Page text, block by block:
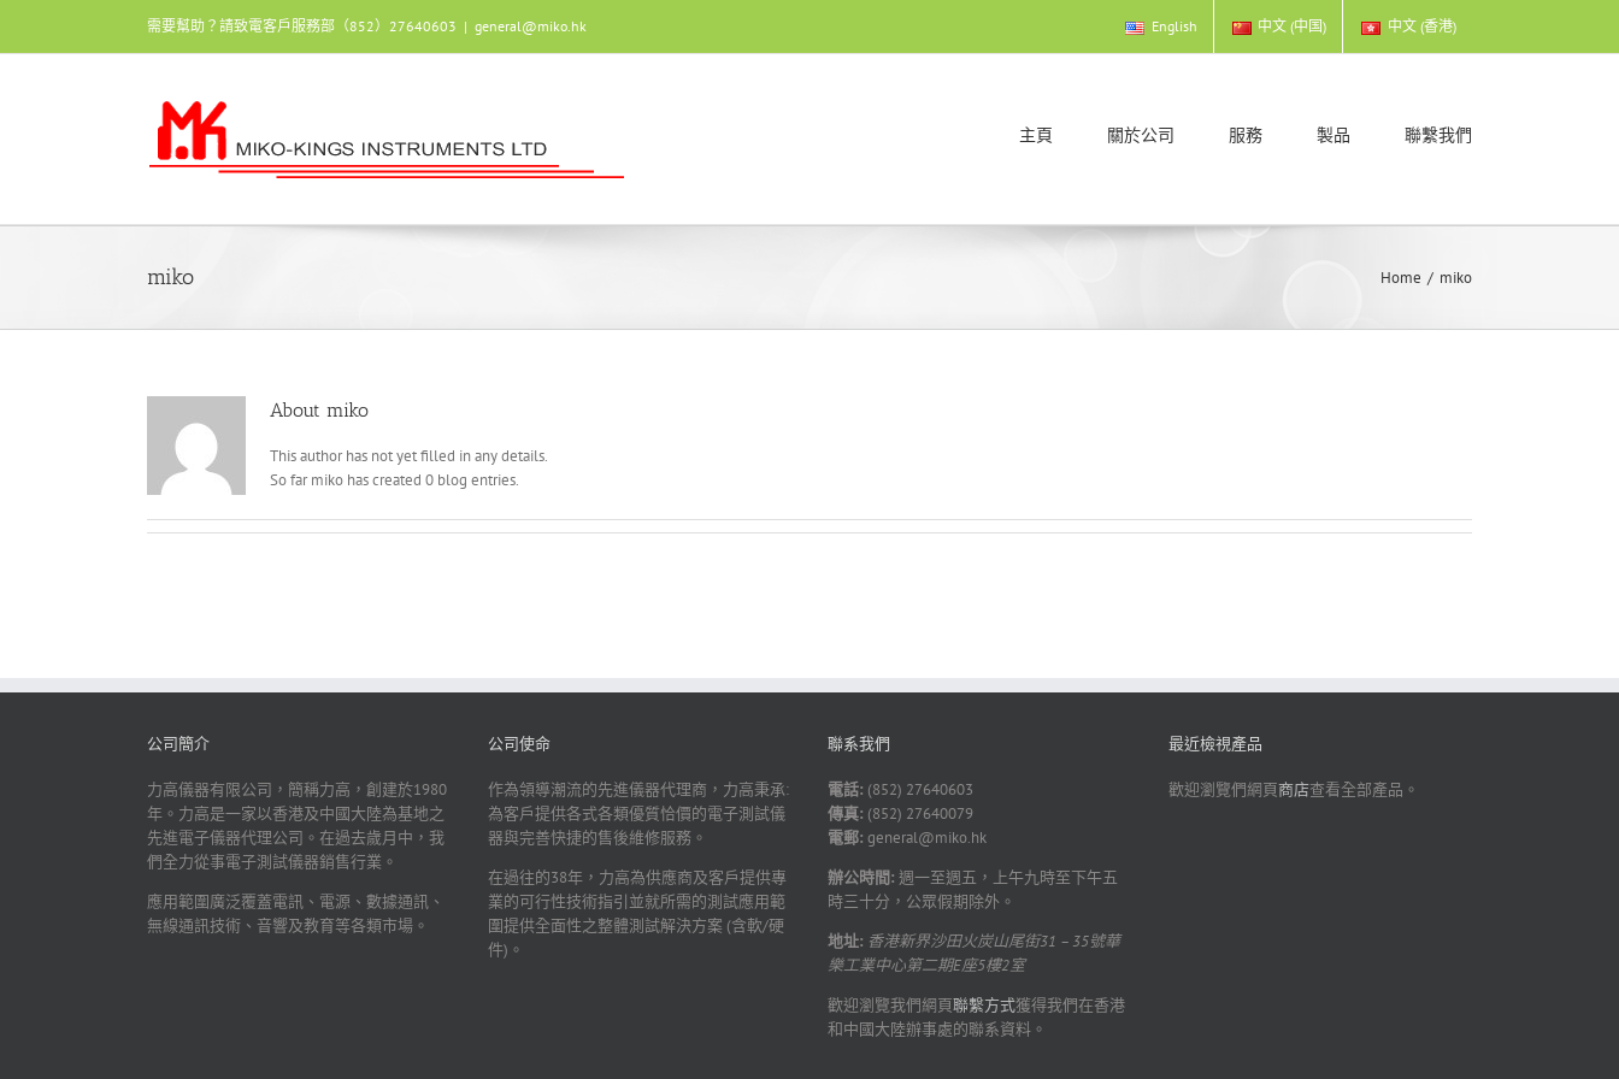
content
需要幫助？請致電客戶服務部（852）27640603 | general@miko.hk English 中文 (中国) 中文 (香港)
主頁 關於公司 服務 製品 聯繫我們
miko Home / miko
About miko
This author has not yet filled in any details.
So far miko has created 0 blog entries.
公司簡介
力高儀器有限公司，簡稱力高，創建於1980
年。力高是一家以香港及中國大陸為基地之
先進電子儀器代理公司。在過去歲月中，我
們全力從事電子測試儀器銷售行業。
應用範圍廣泛覆蓋電訊、電源、數據通訊、
無線通訊技術、音響及教育等各類市場。
公司使命
作為領導潮流的先進儀器代理商，力高秉承:
為客戶提供各式各類優質恰價的電子測試儀
器與完善快捷的售後維修服務。
在過往的38年，力高為供應商及客戶提供專
業的可行性技術指引並就所需的測試應用範
圍提供全面性之整體測試解決方案 (含軟/硬
件)。
聯系我們
電話: (852) 27640603
傳真: (852) 27640079
電郵: general@miko.hk
辦公時間: 週一至週五，上午九時至下午五
時三十分，公眾假期除外。
地址: 香港新界沙田火炭山尾街31 – 35號華
樂工業中心第二期E座5樓2室
歡迎瀏覽我們網頁聯繫方式獲得我們在香港
和中國大陸辦事處的聯系資料。
最近檢視產品
歡迎瀏覽們網頁商店查看全部產品。